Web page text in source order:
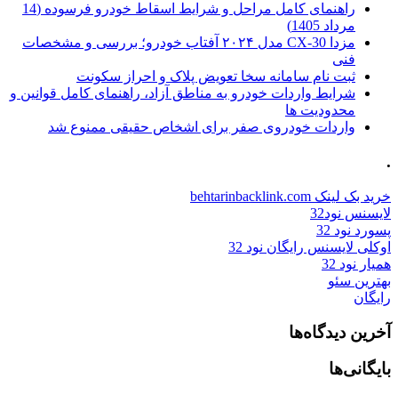
راهنمای کامل مراحل و شرایط اسقاط خودرو فرسوده (14
مرداد 1405)
مزدا CX-30 مدل ۲۰۲۴ آفتاب خودرو؛ بررسی و مشخصات
فنی
ثبت نام سامانه سخا تعویض پلاک و احراز سکونت
شرایط واردات خودرو به مناطق آزاد، راهنمای کامل قوانین و
محدودیت ها
واردات خودروی صفر برای اشخاص حقیقی ممنوع شد
.
خرید بک لینک behtarinbacklink.com
لایسنس نود32
پسورد نود 32
اوکلی لایسنس رایگان نود 32
همیار نود 32
بهترین سئو
رایگان
آخرین دیدگاه‌ها
بایگانی‌ها